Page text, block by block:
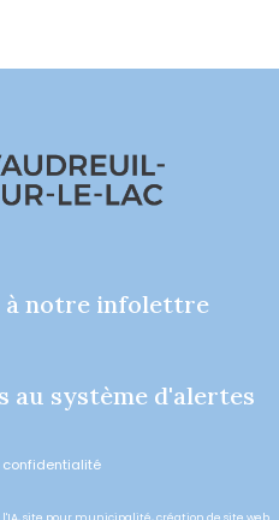
à notre infolettre
au système d'alertes
confidentialité